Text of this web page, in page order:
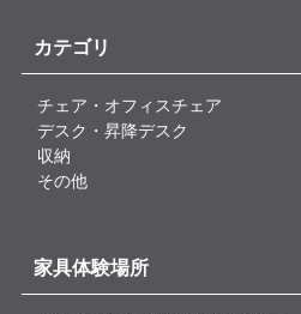
カテゴリ
チェア・オフィスチェア
デスク・昇降デスク
収納
その他
家具体験場所